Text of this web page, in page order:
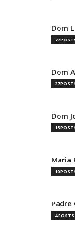
Dom
77
Dom
27
Dom
15
Maria
10
Padre
4 POSTS